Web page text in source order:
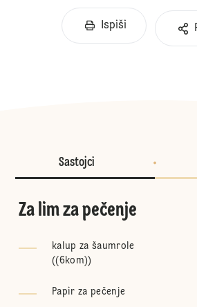
Ispiši
Sastojci
Za lim za pečenje
kalup za šaumrole
((6kom))
Papir za pečenje